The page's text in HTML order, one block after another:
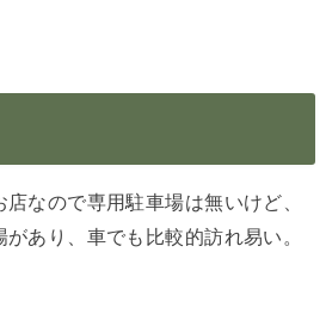
なので専用駐車場は無いけど、
あり、車でも比較的訪れ易い。